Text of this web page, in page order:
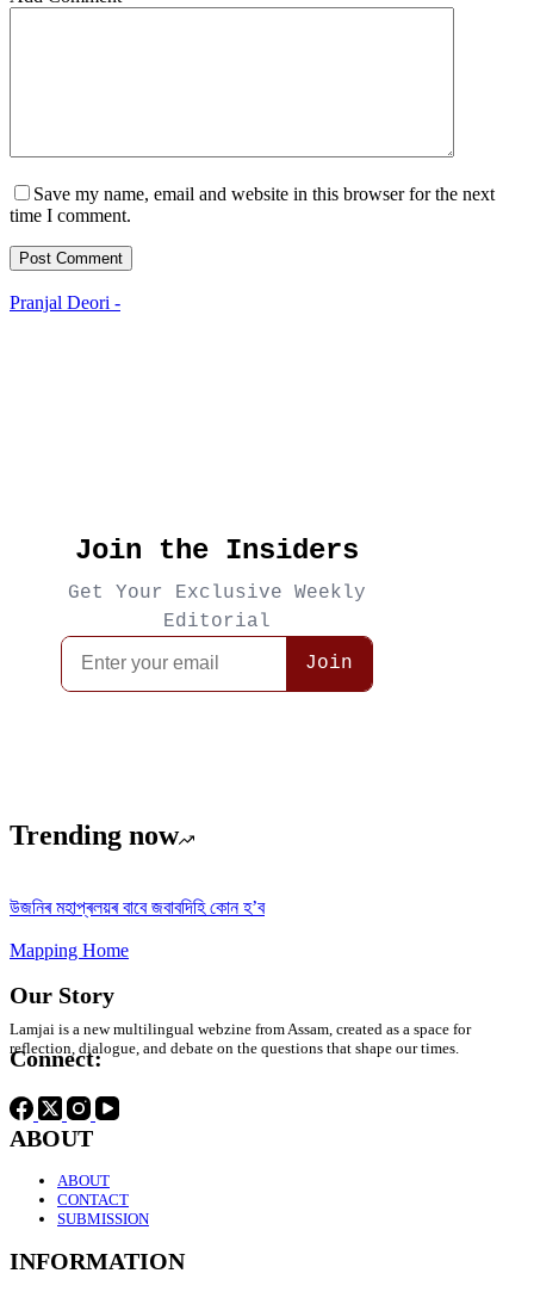
Save my name, email and website in this browser for the next
time I comment.
Post Comment
Pranjal Deori -
Trending now
উজনিৰ মহাপ্ৰলয়ৰ বাবে জবাবদিহি কোন হ’ব
Mapping Home
Our Story
Lamjai is a new multilingual webzine from Assam, created as a space for
reflection, dialogue, and debate on the questions that shape our times.
Connect:
ABOUT
ABOUT
CONTACT
SUBMISSION
INFORMATION